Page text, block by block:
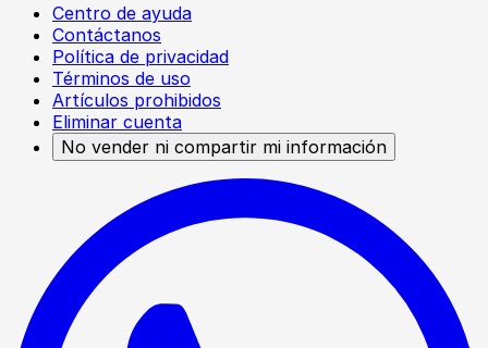
Centro de ayuda
Contáctanos
Política de privacidad
Términos de uso
Artículos prohibidos
Eliminar cuenta
No vender ni compartir mi información